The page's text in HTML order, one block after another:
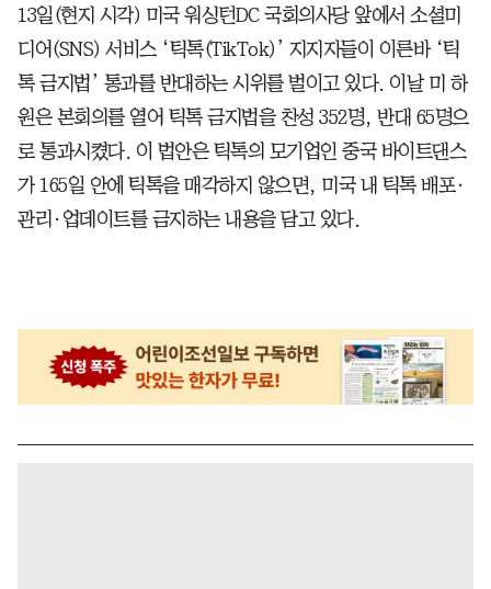
13일(현지 시각) 미국 워싱턴DC 국회의사당 앞에서 소셜미
디어(SNS) 서비스 ‘틱톡(TikTok)’ 지지자들이 이른바 ‘틱
톡 금지법’ 통과를 반대하는 시위를 벌이고 있다. 이날 미 하
원은 본회의를 열어 틱톡 금지법을 찬성 352명, 반대 65명으
로 통과시켰다. 이 법안은 틱톡의 모기업인 중국 바이트댄스
가 165일 안에 틱톡을 매각하지 않으면, 미국 내 틱톡 배포·
관리·업데이트를 금지하는 내용을 담고 있다.